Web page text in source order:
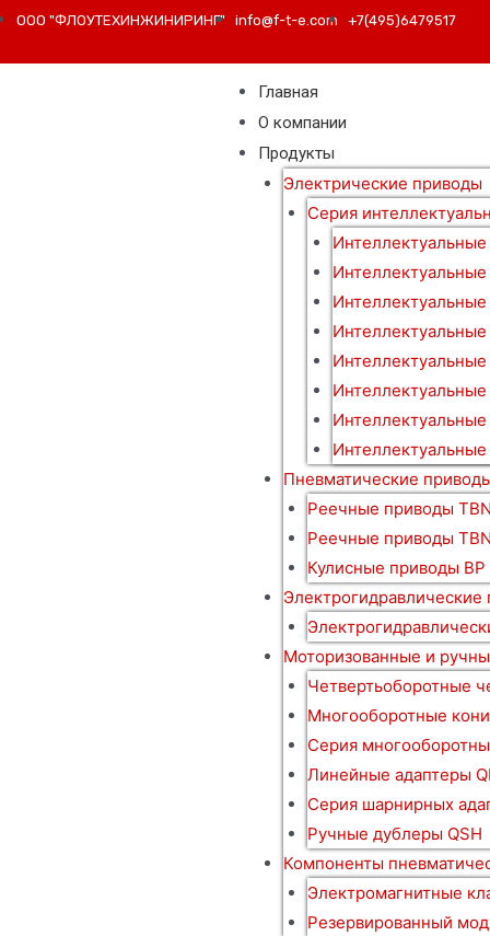
ООО "ФЛОУТЕХИНЖИНИРИНГ" info@f-t-e.com +7(495)6479517
Главная
О компании
Продукты
Электрические приводы
Серия
Пневматические
Реечные приводы
Реечные приводы
Кулисные приводы BP
Электрогидравлические
Моторизованные и
Четвертьоборотные
Многооборотные
Серия
Линейные адаптеры
Серия шарнирных
Ручные дублеры QSH
Компоненты
Электромагнитные
Резервированный